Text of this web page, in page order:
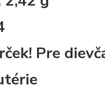
Pre